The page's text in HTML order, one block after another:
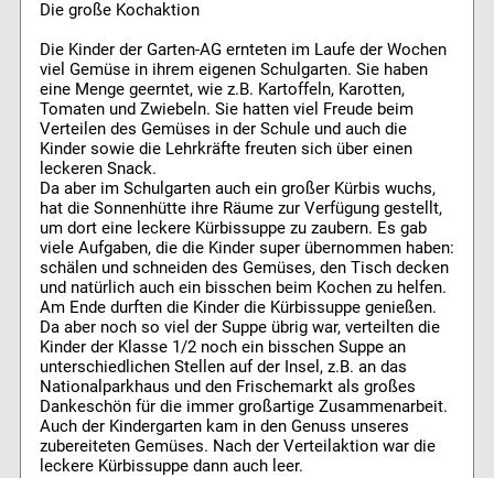
Die große Kochaktion
Die Kinder der Garten-AG ernteten im Laufe der Wochen
viel Gemüse in ihrem eigenen Schulgarten. Sie haben
eine Menge geerntet, wie z.B. Kartoffeln, Karotten,
Tomaten und Zwiebeln. Sie hatten viel Freude beim
Verteilen des Gemüses in der Schule und auch die
Kinder sowie die Lehrkräfte freuten sich über einen
leckeren Snack.
Da aber im Schulgarten auch ein großer Kürbis wuchs,
hat die Sonnenhütte ihre Räume zur Verfügung gestellt,
um dort eine leckere Kürbissuppe zu zaubern. Es gab
viele Aufgaben, die die Kinder super übernommen haben:
schälen und schneiden des Gemüses, den Tisch decken
und natürlich auch ein bisschen beim Kochen zu helfen.
Am Ende durften die Kinder die Kürbissuppe genießen.
Da aber noch so viel der Suppe übrig war, verteilten die
Kinder der Klasse 1/2 noch ein bisschen Suppe an
unterschiedlichen Stellen auf der Insel, z.B. an das
Nationalparkhaus und den Frischemarkt als großes
Dankeschön für die immer großartige Zusammenarbeit.
Auch der Kindergarten kam in den Genuss unseres
zubereiteten Gemüses. Nach der Verteilaktion war die
leckere Kürbissuppe dann auch leer.